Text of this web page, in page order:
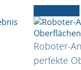
Roboter-
perfekte